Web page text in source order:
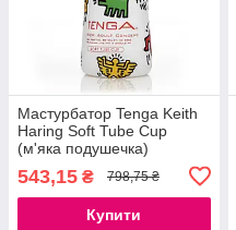
Мастурбатор Tenga Keith
Haring Soft Tube Cup
(м'яка подушечка)
777Store.com.ua
543,15 ₴ 798,75 ₴
Купити